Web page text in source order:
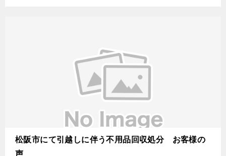
松阪市にて引越しに伴う不用品回収処分 お客様の
声